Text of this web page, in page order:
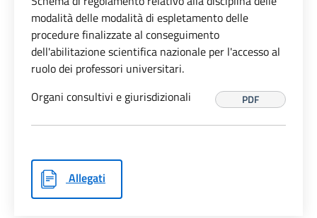
modalità delle modalità di espletamento delle
procedure finalizzate al conseguimento
dell'abilitazione scientifica nazionale per l'accesso al
ruolo dei professori universitari.
Organi consultivi e giurisdizionali
PDF
Allegati